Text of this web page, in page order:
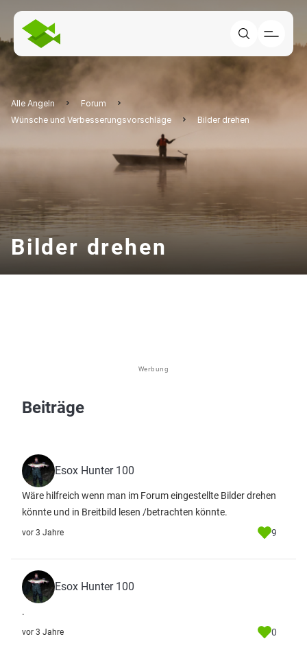
Alle Angeln
Forum
Wünsche und Verbesserungsvorschläge
Bilder drehen
Bilder drehen
Werbung
Beiträge
Esox Hunter 100
Wäre hilfreich wenn man im Forum eingestellte Bilder drehen
könnte und in Breitbild lesen /betrachten könnte.
vor 3 Jahre 9
Esox Hunter 100
.
vor 3 Jahre 0